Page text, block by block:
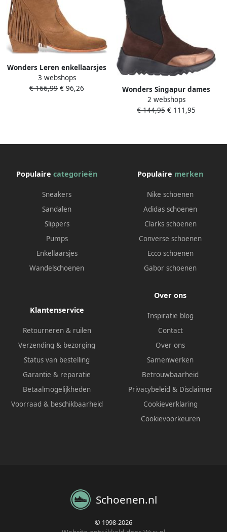
Wonders Leren enkellaarsjes
FEI 05 bruin
3 webshops
€ 166,99 € 96,26
Wonders Singapur dames
laars Zwart
2 webshops
€ 144,95 € 111,95
Populaire categorieën
Sneakers
Sandalen
Slippers
Pumps
Enkellaarsjes
Wandelschoenen
Populaire merken
Nike schoenen
Adidas schoenen
Clarks schoenen
Converse schoenen
Ecco schoenen
Gabor schoenen
Klantenservice
Retourneren & ruilen
Verzending & bezorging
Status van bestelling
Garantie & reparatie
Betaalmogelijkheden
Voorraad & beschikbaarheid
Over ons
Inspiratie blog
Contact
Over ons
Samenwerken
Betrouwbaarheid
Privacybeleid & Disclaimer
Cookieverklaring
Cookievoorkeuren
Schoenen.nl
© 1998-2026